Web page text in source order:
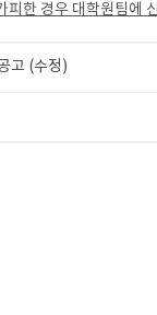
한 경우 대학원팀에
고 (수정)